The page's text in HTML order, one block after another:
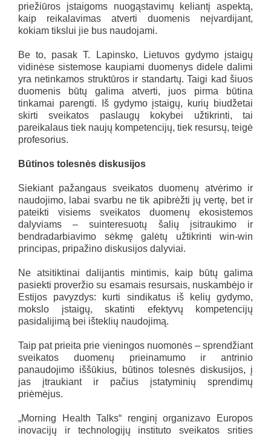
priežiūros įstaigoms nuogąstavimų keliantį aspektą,
kaip reikalavimas atverti duomenis neįvardijant,
kokiam tikslui jie bus naudojami.
Be to, pasak T. Lapinsko, Lietuvos gydymo įstaigų
vidinėse sistemose kaupiami duomenys didele dalimi
yra netinkamos struktūros ir standartų. Taigi kad šiuos
duomenis būtų galima atverti, juos pirma būtina
tinkamai parengti. Iš gydymo įstaigų, kurių biudžetai
skirti sveikatos paslaugų kokybei užtikrinti, tai
pareikalaus tiek naujų kompetencijų, tiek resursų, teigė
profesorius.
Būtinos tolesnės diskusijos
Siekiant pažangaus sveikatos duomenų atvėrimo ir
naudojimo, labai svarbu ne tik apibrėžti jų vertę, bet ir
pateikti visiems sveikatos duomenų ekosistemos
dalyviams – suinteresuotų šalių įsitraukimo ir
bendradarbiavimo sėkmę galėtų užtikrinti win-win
principas, pripažino diskusijos dalyviai.
Ne atsitiktinai dalijantis mintimis, kaip būtų galima
pasiekti proveržio su esamais resursais, nuskambėjo ir
Estijos pavyzdys: kurti sindikatus iš kelių gydymo,
mokslo įstaigų, skatinti efektyvų kompetencijų
pasidalijimą bei išteklių naudojimą.
Taip pat prieita prie vieningos nuomonės – sprendžiant
sveikatos duomenų prieinamumo ir antrinio
panaudojimo iššūkius, būtinos tolesnės diskusijos, į
jas įtraukiant ir pačius įstatyminių sprendimų
priėmėjus.
„Morning Health Talks“ renginį organizavo Europos
inovacijų ir technologijų instituto sveikatos srities